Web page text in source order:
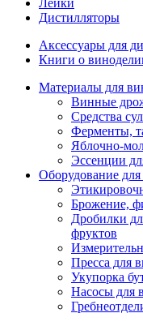
Лейки
Дистилляторы
Аксессуары для
Книги о
Материалы для
Винные
Средства
Ферменты,
Яблочно-
Эссенции
Оборудование
Брожение,
Дробилки
фруктов
Пресса для
Укупорка
Насосы для